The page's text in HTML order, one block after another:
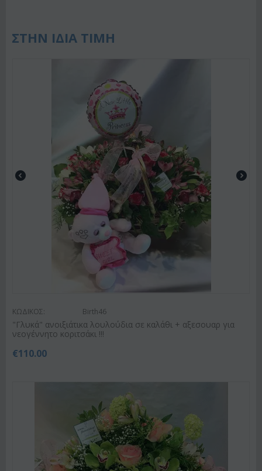
ΣΤΗΝ ΙΔΙΑ ΤΙΜΗ
ΚΩΔΙΚΟΣ: Birth46
"Γλυκά" ανοιξιάτικα λουλούδια σε καλάθι + αξεσουαρ για
νεογέννητο κοριτσάκι !!!
€110.00